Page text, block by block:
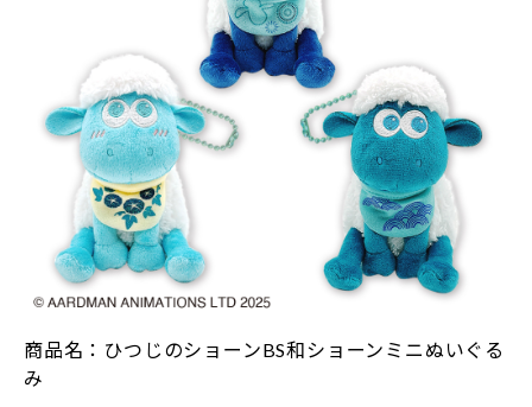
商品名：ひつじのショーンBS和ショーンミニぬいぐる
み